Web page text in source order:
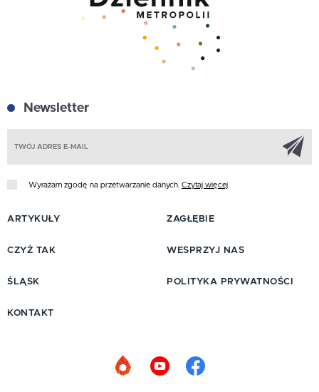
Newsletter
Wyrażam zgodę na przetwarzanie danych. Czytaj więcej
ARTYKUŁY
CZYŻ TAK
ŚLĄSK
ZAGŁĘBIE
WESPRZYJ NAS
POLITYKA PRYWATNOŚCI
KONTAKT